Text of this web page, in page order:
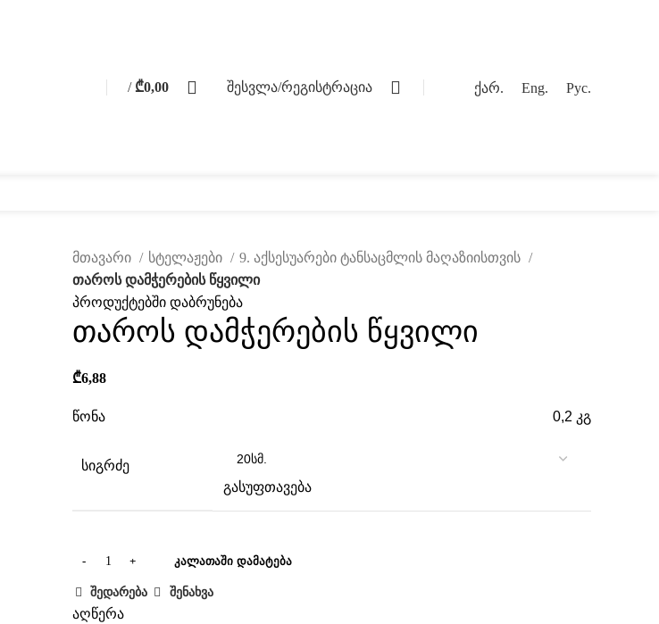
/ ₾0,00 შესვლა/რეგისტრაცია ქარ. Eng. Рус.
მთავარი სტელაჟები
9. აქსესუარები ტანსაცმლის მაღაზიისთვის
თაროს დამჭერების წყვილი
პროდუქტებში დაბრუნება
თაროს დამჭერების წყვილი
₾6,88
წონა 0,2 კგ
სიგრძე
გასუფთავება
ᲙᲐᲚᲐᲗᲐᲨᲘ ᲓᲐᲛᲐᲢᲔᲑᲐ
შედარება შენახვა
აღწერა